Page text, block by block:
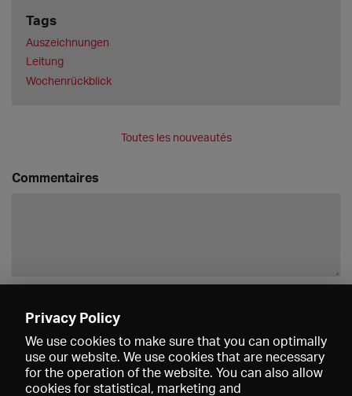
Tags
Auszeichnungen
Leitung
Wochenrückblick
Toutes les nouveautés
Commentaires
Privacy Policy
We use cookies to make sure that you can optimally
use our website. We use cookies that are necessary
for the operation of the website. You can also allow
cookies for statistical, marketing and